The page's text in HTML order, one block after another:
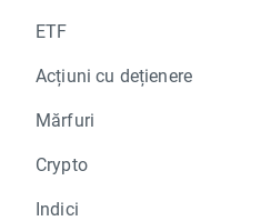
ETF
Acțiuni cu dețienere
Mărfuri
Crypto
Indici